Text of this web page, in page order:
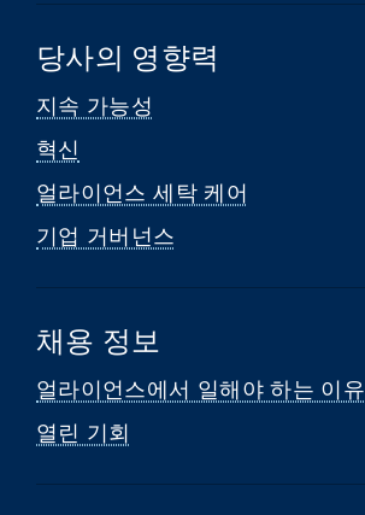
당사의 영향력
지속 가능성
혁신
얼라이언스 세탁 케어
기업 거버넌스
채용 정보
얼라이언스에서 일해야 하는 이유
열린 기회